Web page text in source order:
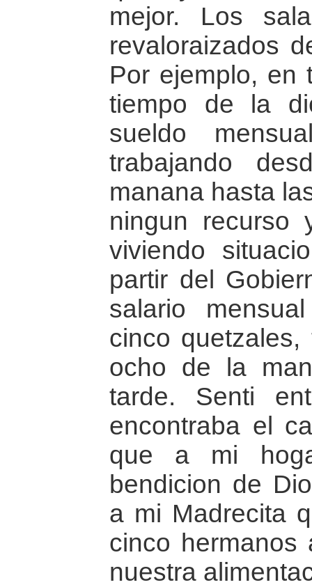
mejor. Los
revaloraizados
Por ejemplo, en
tiempo de la
sueldo
trabajando
manana hasta
ningun recurso
viviendo
partir del
salario
cinco
ocho de la
tarde. Senti
encontraba el
que a mi
bendicion de
a mi Madrecita
cinco
nuestra